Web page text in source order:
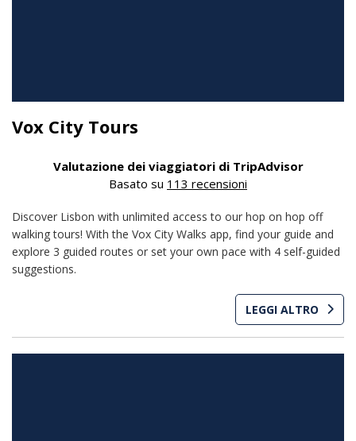
Vox City Tours
Valutazione dei viaggiatori di TripAdvisor
Basato su 113 recensioni
Discover Lisbon with unlimited access to our hop on hop off
walking tours! With the Vox City Walks app, find your guide and
explore 3 guided routes or set your own pace with 4 self-guided
suggestions.
LEGGI ALTRO